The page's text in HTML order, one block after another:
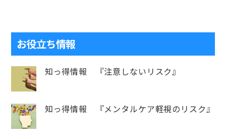
お役立ち情報
知っ得情報 『注意しないリスク』
知っ得情報 『メンタルケア軽視のリスク』